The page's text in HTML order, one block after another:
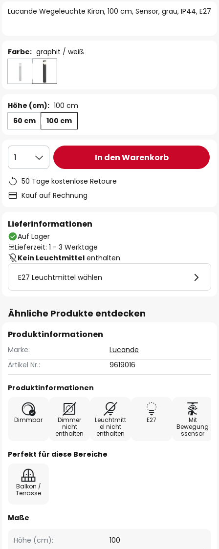
Lucande Wegeleuchte Kiran, 100 cm, Sensor, grau, IP44, E27
Farbe: graphit / weiß
Höhe (cm): 100 cm
60 cm
100 cm
1 In den Warenkorb
50 Tage kostenlose Retoure
Kauf auf Rechnung
Lieferinformationen
Auf Lager
Lieferzeit: 1 - 3 Werktage
Kein Leuchtmittel enthalten
E27 Leuchtmittel wählen
Ähnliche Produkte entdecken
Produktinformationen
Marke:
Lucande
Artikel Nr.:
9619016
Produktinformationen
Dimmbar
Dimmer
nicht
enthalten
Leuchtmitt
el nicht
enthalten
E27
Mit
Bewegung
ssensor
Perfekt für diese Bereiche
Balkon /
Terrasse
Maße
Höhe (cm): 100